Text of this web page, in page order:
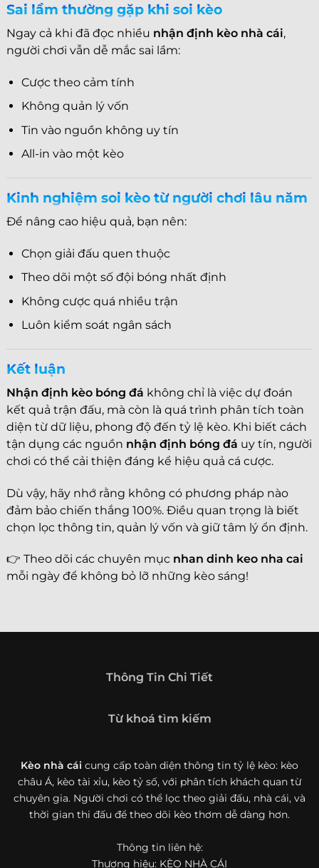
Sai lầm thường gặp khi soi kèo
Ngay cả khi đã đọc nhiều nhận định kèo nhà cái,
người chơi vẫn dễ mắc sai lầm:
Cược theo cảm tính
Không quản lý vốn
Tin vào nguồn không uy tín
All-in vào một kèo
Kinh nghiệm soi kèo từ người chơi lâu năm
Để nâng cao hiệu quả, bạn nên:
Chọn giải đấu quen thuộc
Theo dõi một số đội bóng nhất định
Không cược quá nhiều trận
Luôn kiểm soát ngân sách
Kết luận
Nhận định kèo bóng đá không chỉ là việc dự đoán
kết quả trận đấu, mà còn là quá trình phân tích toàn
diện từ dữ liệu, phong độ đến tỷ lệ kèo. Khi biết cách
tận dụng các nguồn nhận định bóng đá uy tín, người
chơi có thể cải thiện đáng kể hiệu quả cá cược.
Dù vậy, hãy nhớ rằng không có phương pháp nào
đảm bảo chiến thắng 100%. Điều quan trọng là biết
chọn lọc thông tin, quản lý vốn và giữ tâm lý ổn định.
👉 Theo dõi các chuyên mục nhan dinh keo nha cai
mỗi ngày để không bỏ lỡ những kèo sáng!
Thông Tin Chi Tiết
Từ khoá tìm kiếm
Kèo nhà cái cung cấp toàn diện thông tin tỷ lệ kèo: kèo
châu Á, kèo tài xỉu, kèo tỷ số, với phân tích khách quan từ
chuyên gia. Người chơi có thể lọc theo giải đấu, nhà cái, và
thời gian thi đấu để theo dõi kèo thơm dễ dàng hơn.
Thông tin liên hệ:
Thương hiệu: KÈO NHÀ CÁI